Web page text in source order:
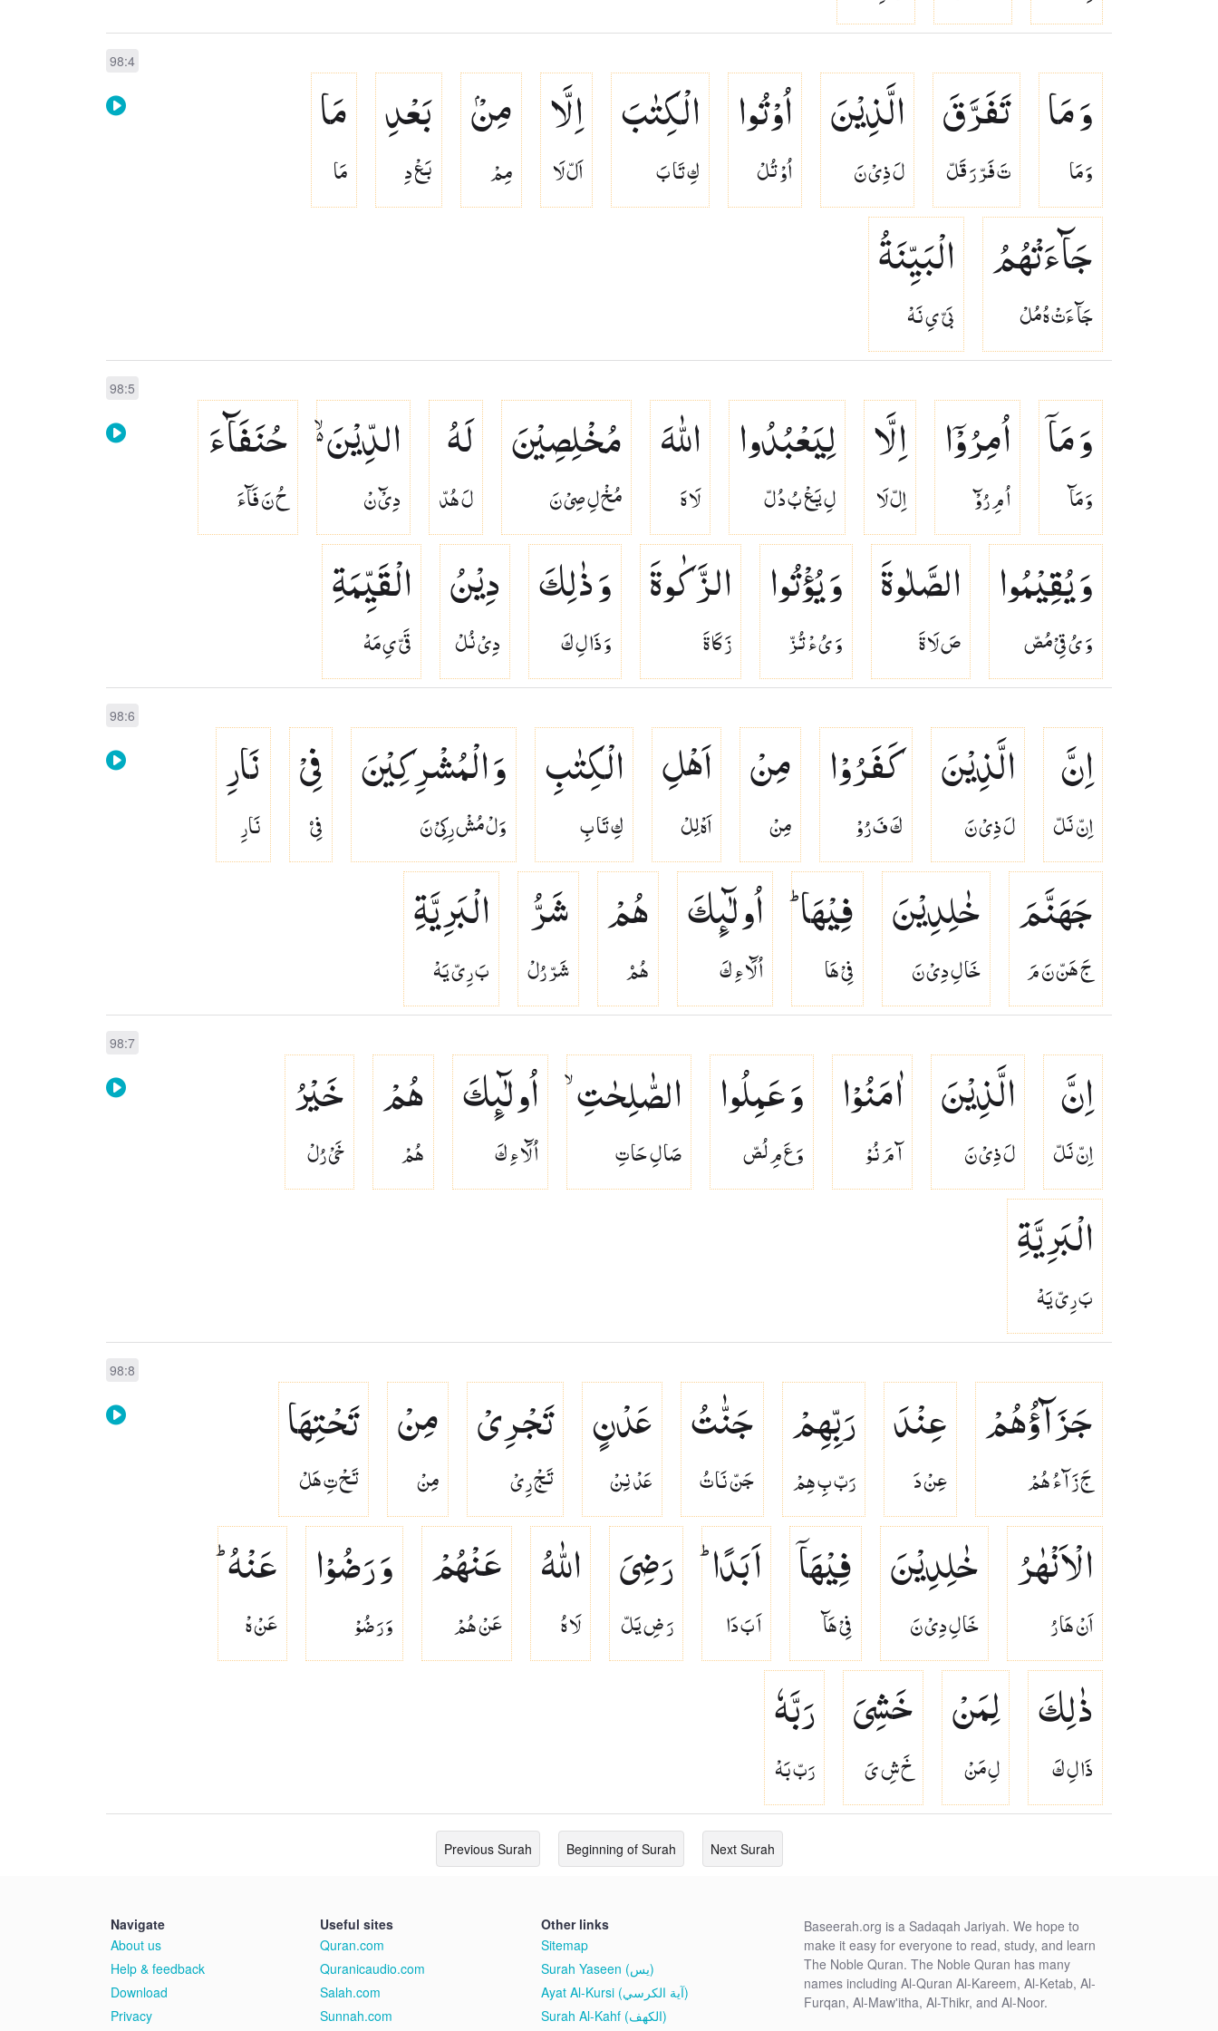
98:4
وَ مَا
وَ مَا
تَفَرَّقَ
تَ فَرّ رَ قَلّ
الَّذِیْنَ
لَ ذِىْ نَ
اُوْتُوا
اُوْ تُلْ
الْكِتٰبَ
كِ تَا بَ
اِلَّا
اَلّ لَا
مِنْۢ
مِمْ
بَعْدِ
بَعْ دِ
مَا
مَا
جَآءَتْهُمُ
جَآ ءَتْ هُ مُلْ
الْبَیِّنَةُ
بَىّ ىِ نَهْ
98:5
وَ مَاۤ
وَ مَآ
اُمِرُوْۤا
اُ مِ رُوْٓ
اِلَّا
اِلّ لَا
لِیَعْبُدُوا
لِ يَعْ بُ دُ لّ
اللّٰهَ
لَا هَ
مُخْلِصِیْنَ
مُخْ لِ صِىْ نَ
لَهُ
لَ هُدّ
الدِّیْنَ ۙ۬
دِىْٓ نْ
حُنَفَآءَ
حُ نَ فَآءَ
وَ یُقِیْمُوا
وَ ىُ قِىْ مُصّ
الصَّلٰوةَ
صَ لَا ةَ
وَ یُؤْتُوا
وَ ىُ ءْ تُزّ
الزَّكٰوةَ
زَ كَا ةَ
وَ ذٰلِكَ
وَ ذَا لِ كَ
دِیْنُ
دِىْ نُلْ
الْقَیِّمَةِ
قَىّ ىِ مَهْ
98:6
اِنَّ
اِنّ نَلّ
الَّذِیْنَ
لَ ذِىْ نَ
كَفَرُوْا
كَ فَ رُوْ
مِنْ
مِنْ
اَهْلِ
اَهْ لِلْ
الْكِتٰبِ
كِ تَا بِ
وَ الْمُشْرِكِیْنَ
وَلْ مُشْ رِكِىْ نَ
فِیْ
فِىۡ
نَارِ
نَارِ
جَهَنَّمَ
جَ هَنّ نَ مَ
خٰلِدِیْنَ
خَا لِ دِىْ نَ
فِیْهَا ؕ
فِىْ هَا
اُولٰٓىِٕكَ
اُ لَٓا ءِ كَ
هُمْ
هُمۡ
شَرُّ
شَرّ رُلْ
الْبَرِیَّةِ
بَ رِىّ يَهْ
98:7
اِنَّ
اِنّ نَلّ
الَّذِیْنَ
لَ ذِىْ نَ
اٰمَنُوْا
آ مَ نُوْ
وَ عَمِلُوا
وَ عَ مِ لُصّ
الصّٰلِحٰتِ ۙ
صَا لِ حَا تِ
اُولٰٓىِٕكَ
اُ لَٓا ءِ كَ
هُمْ
هُمْ
خَیْرُ
خَىْ رُلْ
الْبَرِیَّةِ
بَ رِىّ يَهْ
98:8
جَزَآؤُهُمْ
جَ زَ آ ءُ هُمْ
عِنْدَ
عِنْ دَ
رَبِّهِمْ
رَبّ بِ هِمْ
جَنّٰتُ
جَنّ نَا تُ
عَدْنٍ
عَدْ نِنْ
تَجْرِیْ
تَجْ رِىْ
مِنْ
مِنْ
تَحْتِهَا
تَحْ تِ هَلْ
الْاَنْهٰرُ
اَنْ هَا رُ
خٰلِدِیْنَ
خَا لِ دِىْ نَ
فِیْهَاۤ
فِىْ هَآ
اَبَدًا ؕ
اَ بَ دَا
رَضِیَ
رَ ضِ يَلّ
اللّٰهُ
لَا هُ
عَنْهُمْ
عَنْ هُمْ
وَ رَضُوْا
وَ رَ ضُوْ
عَنْهُ ؕ
عَنْ هْ
ذٰلِكَ
ذَا لِ كَ
لِمَنْ
لِ مَنْ
خَشِیَ
خَ شِ ىَ
رَبَّهٗ
رَبّ بَهْ
Previous Surah Beginning of Surah Next Surah
Navigate
About us
Help & feedback
Download
Privacy
Useful sites
Quran.com
Quranicaudio.com
Salah.com
Sunnah.com
Other links
Sitemap
Surah Yaseen (يس)
Ayat Al-Kursi (آية الكرسي)
Surah Al-Kahf (الكهف)
Baseerah.org is a Sadaqah Jariyah. We hope to
make it easy for everyone to read, study, and learn
The Noble Quran. The Noble Quran has many
names including Al-Quran Al-Kareem, Al-Ketab, Al-
Furqan, Al-Maw'itha, Al-Thikr, and Al-Noor.